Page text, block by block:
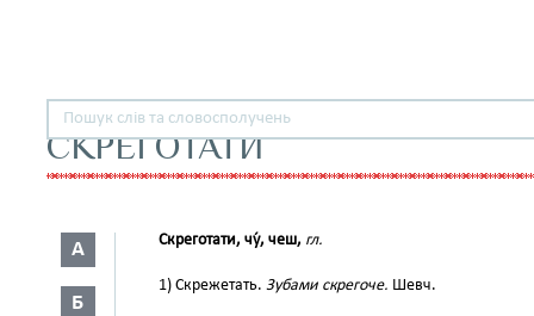
СКРЕГОТАТИ
А
Б
Скреготати, чу́, чеш, гл.
1) Скрежетать. Зубами скрегоче. Шевч.